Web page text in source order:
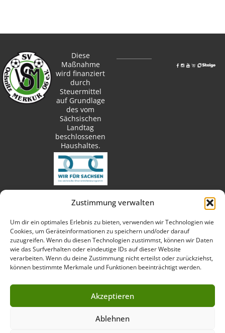
Zustimmung verwalten
Um dir ein optimales Erlebnis zu bieten, verwenden wir Technologien wie
Cookies, um Geräteinformationen zu speichern und/oder darauf
zuzugreifen. Wenn du diesen Technologien zustimmst, können wir Daten
wie das Surfverhalten oder eindeutige IDs auf dieser Website
verarbeiten. Wenn du deine Zustimmung nicht erteilst oder zurückziehst,
können bestimmte Merkmale und Funktionen beeinträchtigt werden.
Akzeptieren
Ablehnen
Diese
Maßnahme
wird finanziert
durch
Steuermittel
auf Grundlage
des vom
Sächsischen
Landtag
beschlossenen
Haushaltes.
techn. Umsetzung:
Fotos: